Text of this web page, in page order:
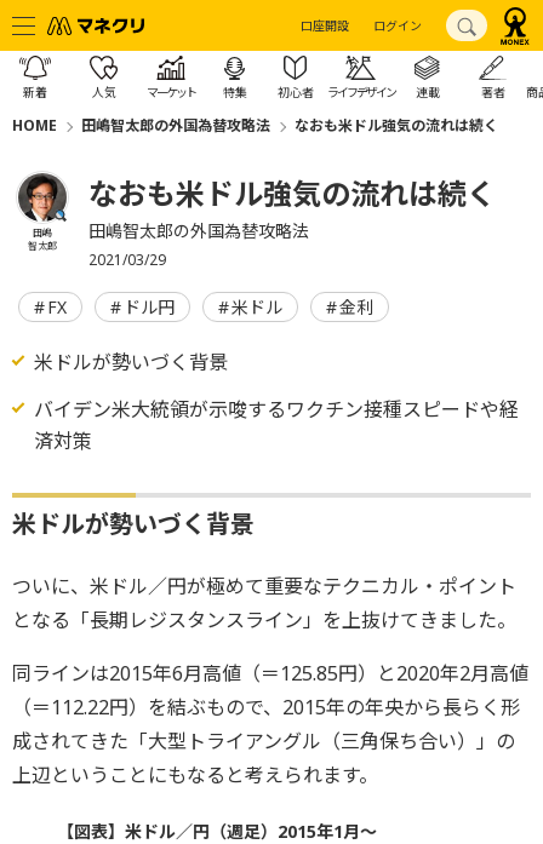
口座開設 ログイン
新着 人気 マーケット 特集 初心者 ライフデザイン 連載 著者 商
HOME 田嶋智太郎の外国為替攻略法 なおも米ドル強気の流れは続く
田嶋
智太郎
なおも米ドル強気の流れは続く
田嶋智太郎の外国為替攻略法
2021/03/29
FX ドル円 米ドル 金利
米ドルが勢いづく背景
バイデン米大統領が示唆するワクチン接種スピードや経
済対策
米ドルが勢いづく背景
ついに、米ドル／円が極めて重要なテクニカル・ポイント
となる「長期レジスタンスライン」を上抜けてきました。
同ラインは2015年6月高値（＝125.85円）と2020年2月高値
（＝112.22円）を結ぶもので、2015年の年央から長らく形
成されてきた「大型トライアングル（三角保ち合い）」の
上辺ということにもなると考えられます。
【図表】米ドル／円（週足）2015年1月～